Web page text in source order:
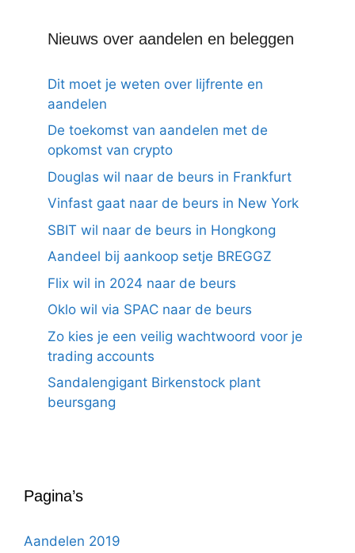
Nieuws over aandelen en beleggen
Dit moet je weten over lijfrente en
aandelen
De toekomst van aandelen met de
opkomst van crypto
Douglas wil naar de beurs in Frankfurt
Vinfast gaat naar de beurs in New York
SBIT wil naar de beurs in Hongkong
Aandeel bij aankoop setje BREGGZ
Flix wil in 2024 naar de beurs
Oklo wil via SPAC naar de beurs
Zo kies je een veilig wachtwoord voor je
trading accounts
Sandalengigant Birkenstock plant
beursgang
Pagina’s
Aandelen 2019